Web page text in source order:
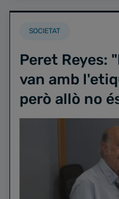
SOCIETAT
Peret Reyes:
van amb
però allò no